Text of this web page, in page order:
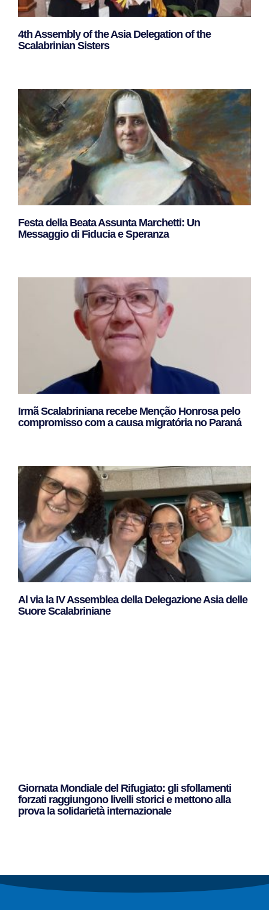
4th Assembly of the Asia Delegation of the
Scalabrinian Sisters
Festa della Beata Assunta Marchetti: Un
Messaggio di Fiducia e Speranza
Irmã Scalabriniana recebe Menção Honrosa pelo
compromisso com a causa migratória no Paraná
Al via la IV Assemblea della Delegazione Asia delle
Suore Scalabriniane
Giornata Mondiale del Rifugiato: gli sfollamenti
forzati raggiungono livelli storici e mettono alla
prova la solidarietà internazionale